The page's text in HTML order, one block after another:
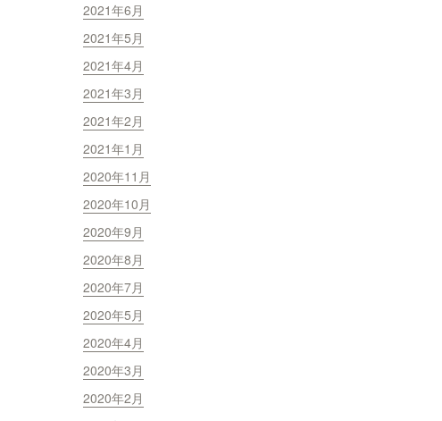
2021年6月
2021年5月
2021年4月
2021年3月
2021年2月
2021年1月
2020年11月
2020年10月
2020年9月
2020年8月
2020年7月
2020年5月
2020年4月
2020年3月
2020年2月